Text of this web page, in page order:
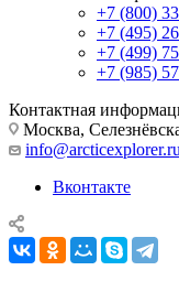
+7 (800)
+7 (495)
+7 (499)
+7 (985)
Контактная
Москва,
info@arcticexplorer.ru
Вконтакте